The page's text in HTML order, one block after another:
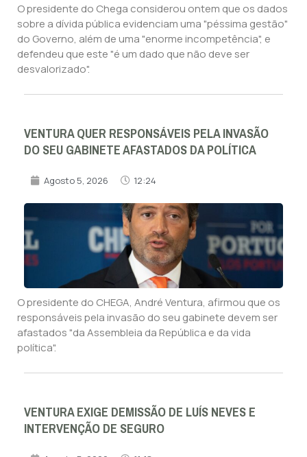
O presidente do Chega considerou ontem que os dados
sobre a dívida pública evidenciam uma "péssima gestão"
do Governo, além de uma "enorme incompetência", e
defendeu que este "é um dado que não deve ser
desvalorizado".
VENTURA QUER RESPONSÁVEIS PELA INVASÃO
DO SEU GABINETE AFASTADOS DA POLÍTICA
Agosto 5, 2026 12:24
O presidente do CHEGA, André Ventura, afirmou que os
responsáveis pela invasão do seu gabinete devem ser
afastados "da Assembleia da República e da vida
política".
VENTURA EXIGE DEMISSÃO DE LUÍS NEVES E
INTERVENÇÃO DE SEGURO